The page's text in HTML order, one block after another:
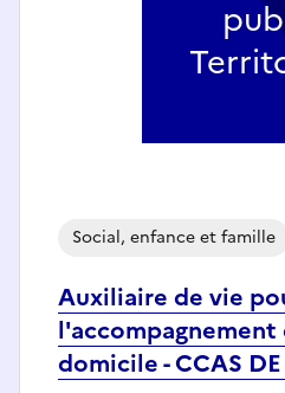
Auxiliaire de vie
l'accompagnement
domicile - CCAS DE
Social, enfance et famille